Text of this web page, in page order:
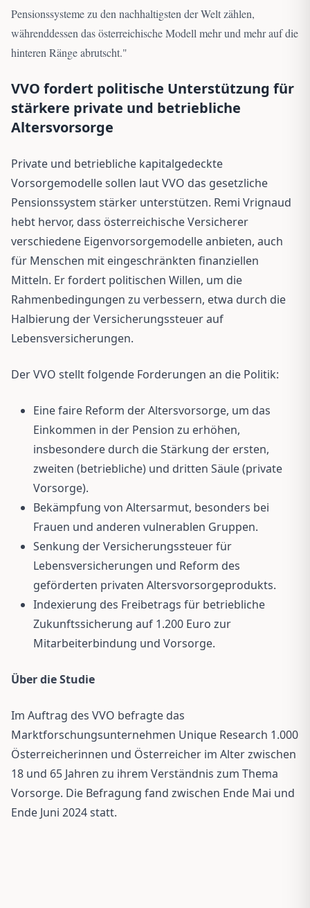
Pensionssysteme zu den nachhaltigsten der Welt zählen,
währenddessen das österreichische Modell mehr und mehr auf die
hinteren Ränge abrutscht."
VVO fordert politische Unterstützung für
stärkere private und betriebliche
Altersvorsorge
Private und betriebliche kapitalgedeckte
Vorsorgemodelle sollen laut VVO das gesetzliche
Pensionssystem stärker unterstützen. Remi Vrignaud
hebt hervor, dass österreichische Versicherer
verschiedene Eigenvorsorgemodelle anbieten, auch
für Menschen mit eingeschränkten finanziellen
Mitteln. Er fordert politischen Willen, um die
Rahmenbedingungen zu verbessern, etwa durch die
Halbierung der Versicherungssteuer auf
Lebensversicherungen.
Der VVO stellt folgende Forderungen an die Politik:
Eine faire Reform der Altersvorsorge, um das
Einkommen in der Pension zu erhöhen,
insbesondere durch die Stärkung der ersten,
zweiten (betriebliche) und dritten Säule (private
Vorsorge).
Bekämpfung von Altersarmut, besonders bei
Frauen und anderen vulnerablen Gruppen.
Senkung der Versicherungssteuer für
Lebensversicherungen und Reform des
geförderten privaten Altersvorsorgeprodukts.
Indexierung des Freibetrags für betriebliche
Zukunftssicherung auf 1.200 Euro zur
Mitarbeiterbindung und Vorsorge.
Über die Studie
Im Auftrag des VVO befragte das
Marktforschungsunternehmen Unique Research 1.000
Österreicherinnen und Österreicher im Alter zwischen
18 und 65 Jahren zu ihrem Verständnis zum Thema
Vorsorge. Die Befragung fand zwischen Ende Mai und
Ende Juni 2024 statt.